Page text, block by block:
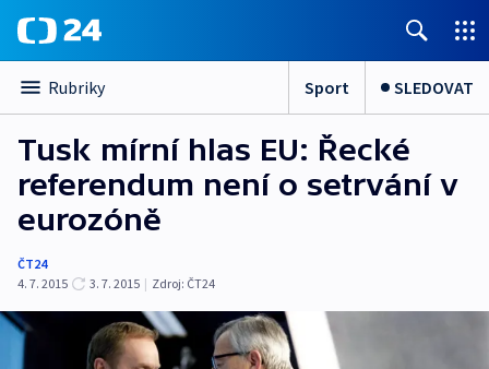
Rubriky Sport SLEDOVAT
Tusk mírní hlas EU: Řecké
referendum není o setrvání v
eurozóně
ČT24
4. 7. 2015
3. 7. 2015 | Zdroj: ČT24